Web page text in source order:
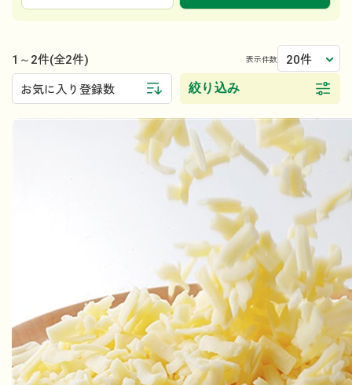
1～2件(全2件) 表示件数 20件
お気に入り登録数 絞り込み